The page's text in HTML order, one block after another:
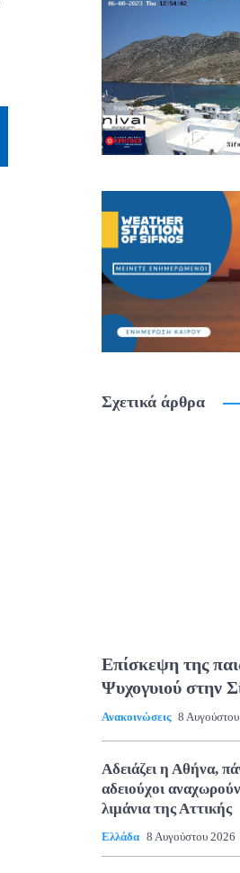
Σχετικά άρθρα
Επίσκεψη της
Ψυχογυιού στην
Ανακοινώσεις 8
Αδειάζει η Αθήνα,
αδειούχοι
λιμάνια της Αττικής
Ελλάδα 8 Αυγούστου 2026